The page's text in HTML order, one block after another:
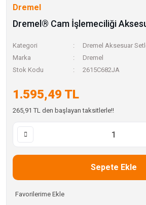
Dremel
Dremel® Cam İşlemeciliği
Kategori
Dremel Aksesuar
Marka
Dremel
Stok Kodu
2615C682JA
1.595,49 TL
265,91 TL den başlayan taksitlerle!!
Sepete Ekle